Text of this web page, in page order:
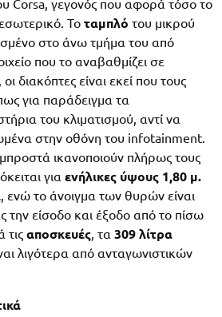
Corsa, γεγονός που αφορά τόσο το
Το ταμπλό του μικρού
στο άνω τμήμα του από
που το αναβαθμίζει σε
διακόπτες είναι εκεί που τους
για παράδειγμα τα
του κλιματισμού, αντί να
στην οθόνη του infotainment.
ικανοποιούν πλήρως τους
για ενήλικες ύψους 1,80 μ.
, ενώ το άνοιγμα των θυρών είναι
την είσοδο και έξοδο από το πίσω
αποσκευές, τα 309 λίτρα
λιγότερα από ανταγωνιστικών